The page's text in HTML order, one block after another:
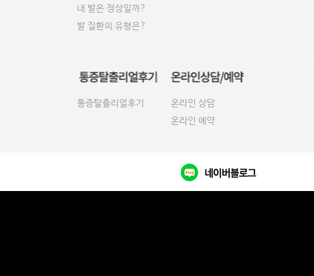
내 발은 정상일까?
발 질환의 유형은?
통증탈출리얼후기
온라인 상담
온라인 예약